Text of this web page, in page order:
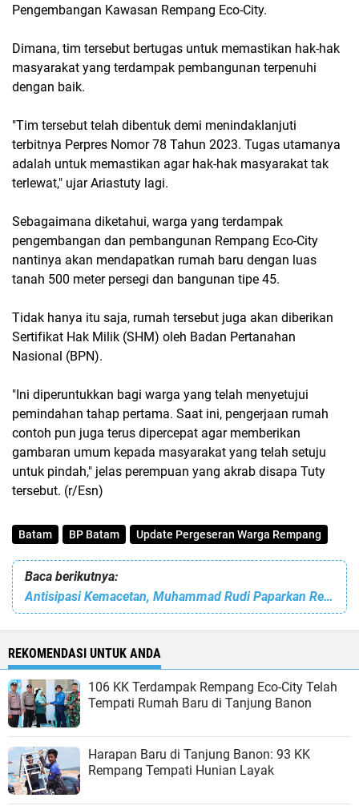
Pengembangan Kawasan Rempang Eco-City.
Dimana, tim tersebut bertugas untuk memastikan hak-hak
masyarakat yang terdampak pembangunan terpenuhi
dengan baik.
"Tim tersebut telah dibentuk demi menindaklanjuti
terbitnya Perpres Nomor 78 Tahun 2023. Tugas utamanya
adalah untuk memastikan agar hak-hak masyarakat tak
terlewat," ujar Ariastuty lagi.
Sebagaimana diketahui, warga yang terdampak
pengembangan dan pembangunan Rempang Eco-City
nantinya akan mendapatkan rumah baru dengan luas
tanah 500 meter persegi dan bangunan tipe 45.
Tidak hanya itu saja, rumah tersebut juga akan diberikan
Sertifikat Hak Milik (SHM) oleh Badan Pertanahan
Nasional (BPN).
"Ini diperuntukkan bagi warga yang telah menyetujui
pemindahan tahap pertama. Saat ini, pengerjaan rumah
contoh pun juga terus dipercepat agar memberikan
gambaran umum kepada masyarakat yang telah setuju
untuk pindah," jelas perempuan yang akrab disapa Tuty
tersebut. (r/Esn)
Batam BP Batam Update Pergeseran Warga Rempang
Baca berikutnya:
Antisipasi Kemacetan, Muhammad Rudi Paparkan Rencana Pelebaran Jalan Simpang Kepri Mall-Bundaran Sagulung
REKOMENDASI UNTUK ANDA
106 KK Terdampak Rempang Eco-City Telah
Tempati Rumah Baru di Tanjung Banon
Harapan Baru di Tanjung Banon: 93 KK
Rempang Tempati Hunian Layak